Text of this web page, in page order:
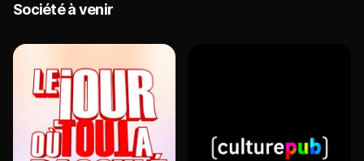
Société à venir